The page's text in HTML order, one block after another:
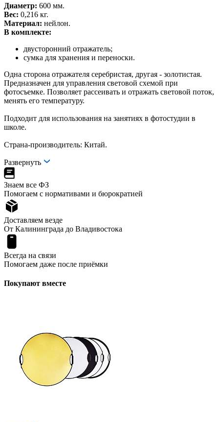
Диаметр: 600 мм.
Вес: 0,216 кг.
Материал: нейлон.
В комплекте:
двусторонний отражатель;
сумка для хранения и переноски.
Одна сторона отражателя серебристая, другая - золотистая.
Предназначен для управления световой схемой при
фотосъемке. Позволяет рассеивать и отражать световой поток,
менять его температуру.
Подходит для использования на занятиях в фотостудии в
школе.
Страна-производитель: Китай.
Развернуть
Знаем все ФЗ
Помогаем с нормативами и бюрократией
Доставляем везде
От Калининграда до Владивостока
Всегда на связи
Помогаем даже после приёмки
Покупают вместе